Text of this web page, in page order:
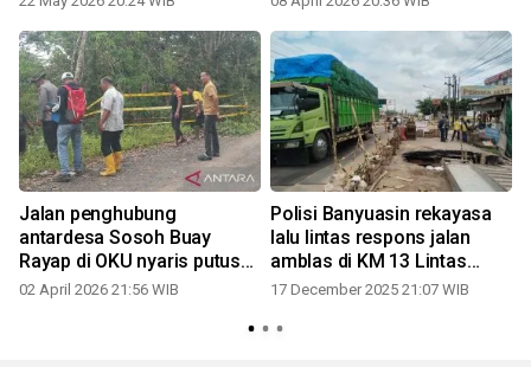
Jalan penghubung
antardesa Sosoh Buay
Rayap di OKU nyaris putus
akibat longsor
02 April 2026 21:56 WIB
Polisi Banyuasin rekayasa
lalu lintas respons jalan
amblas di KM 13 Lintas
Timur Sumatera
17 December 2025 21:07 WIB